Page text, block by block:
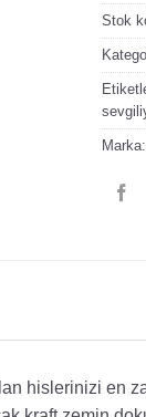
Stok
hislerinizi